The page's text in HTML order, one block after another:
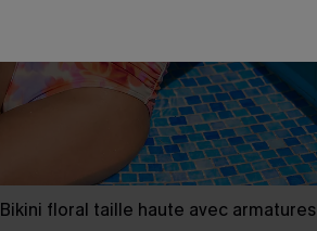
Bikini floral taille haute avec armatures